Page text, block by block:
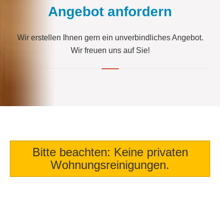
Angebot anfordern
Wir erstellen Ihnen gern ein unverbindliches Angebot.
Wir freuen uns auf Sie!
Bitte beachten: Keine privaten
Wohnungsreinigungen.